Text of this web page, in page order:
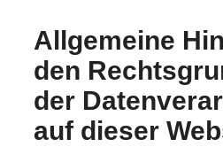
Allgemeine
den
der
auf dieser